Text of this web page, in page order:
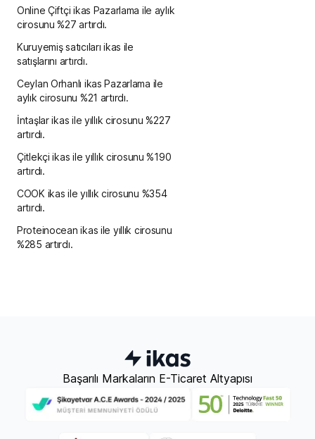
Online Çiftçi ikas Pazarlama ile aylık
cirosunu %27 artırdı.
Kuruyemiş satıcıları ikas ile
satışlarını artırdı.
Ceylan Orhanlı ikas Pazarlama ile
aylık cirosunu %21 artırdı.
İntaşlar ikas ile yıllık cirosunu %227
artırdı.
Çitlekçi ikas ile yıllık cirosunu %190
artırdı.
COOK ikas ile yıllık cirosunu %354
artırdı.
Proteinocean ikas ile yıllık cirosunu
%285 artırdı.
Başarılı Markaların E-Ticaret Altyapısı